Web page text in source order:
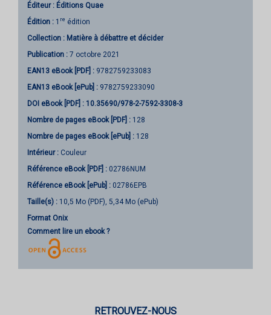
Éditeur : Éditions Quae
Édition : 1 re édition
Collection : Matière à débattre et décider
Publication : 7 octobre 2021
EAN13 eBook [PDF] : 9782759233083
EAN13 eBook [ePub] : 9782759233090
DOI eBook [PDF] : 10.35690/978-2-7592-3308-3
Nombre de pages eBook [PDF] : 128
Nombre de pages eBook [ePub] : 128
Intérieur : Couleur
Référence eBook [PDF] : 02786NUM
Référence eBook [ePub] : 02786EPB
Taille(s) : 10,5 Mo (PDF), 5,34 Mo (ePub)
Format Onix
Comment lire un ebook ?
RETROUVEZ-NOUS